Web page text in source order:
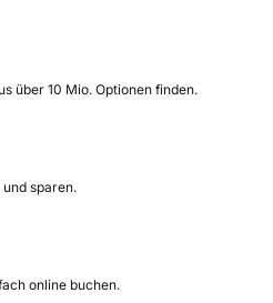
über 10 Mio. Optionen finden.
sparen.
online buchen.